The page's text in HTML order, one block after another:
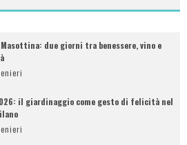
due giorni tra benessere, vino e
il giardinaggio come gesto di felicità nel